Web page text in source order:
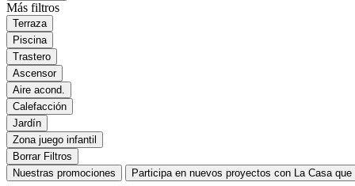
Más filtros
Terraza
Piscina
Trastero
Ascensor
Aire acond.
Calefacción
Jardín
Zona juego infantil
Borrar Filtros
Nuestras promociones
Participa en nuevos proyectos con La Casa que